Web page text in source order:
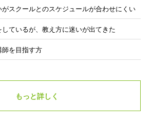
がスクールとのスケジュールが合わせにくい
ているが、教え方に迷いが出てきた
師を目指す方
もっと詳しく